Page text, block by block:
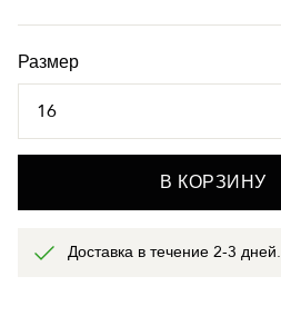
Размер
В КОРЗИНУ
Доставка в течение 2-3 дней.